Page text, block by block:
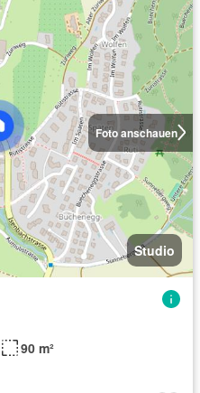
Foto anschauen
Studio
90 m²